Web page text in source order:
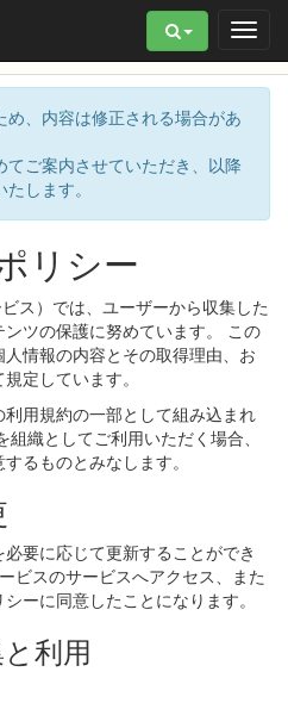
、内容は修正される場合があ
てご案内させていただき、以降
します。
リシー
ス）では、ユーザーから収集した
ツの保護に努めています。 この
情報の内容とその取得理由、お
定しています。
用規約の一部として組み込まれ
織としてご利用いただく場合、
るものとみなします。
要に応じて更新することができ
ビスのサービスへアクセス、また
ーに同意したことになります。
利用